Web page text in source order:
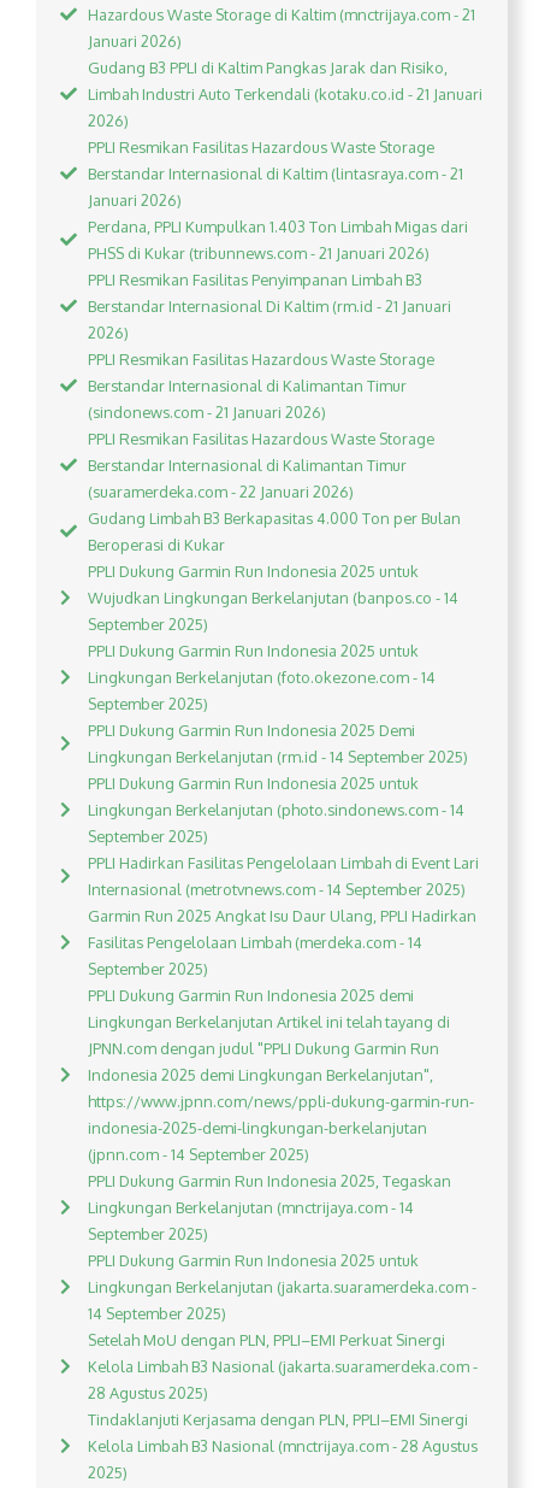
Hazardous Waste Storage di Kaltim (mnctrijaya.com - 21
Januari 2026)
Gudang B3 PPLI di Kaltim Pangkas Jarak dan Risiko,
Limbah Industri Auto Terkendali (kotaku.co.id - 21 Januari
2026)
PPLI Resmikan Fasilitas Hazardous Waste Storage
Berstandar Internasional di Kaltim (lintasraya.com - 21
Januari 2026)
Perdana, PPLI Kumpulkan 1.403 Ton Limbah Migas dari
PHSS di Kukar (tribunnews.com - 21 Januari 2026)
PPLI Resmikan Fasilitas Penyimpanan Limbah B3
Berstandar Internasional Di Kaltim (rm.id - 21 Januari
2026)
PPLI Resmikan Fasilitas Hazardous Waste Storage
Berstandar Internasional di Kalimantan Timur
(sindonews.com - 21 Januari 2026)
PPLI Resmikan Fasilitas Hazardous Waste Storage
Berstandar Internasional di Kalimantan Timur
(suaramerdeka.com - 22 Januari 2026)
Gudang Limbah B3 Berkapasitas 4.000 Ton per Bulan
Beroperasi di Kukar
PPLI Dukung Garmin Run Indonesia 2025 untuk
Wujudkan Lingkungan Berkelanjutan (banpos.co - 14
September 2025)
PPLI Dukung Garmin Run Indonesia 2025 untuk
Lingkungan Berkelanjutan (foto.okezone.com - 14
September 2025)
PPLI Dukung Garmin Run Indonesia 2025 Demi
Lingkungan Berkelanjutan (rm.id - 14 September 2025)
PPLI Dukung Garmin Run Indonesia 2025 untuk
Lingkungan Berkelanjutan (photo.sindonews.com - 14
September 2025)
PPLI Hadirkan Fasilitas Pengelolaan Limbah di Event Lari
Internasional (metrotvnews.com - 14 September 2025)
Garmin Run 2025 Angkat Isu Daur Ulang, PPLI Hadirkan
Fasilitas Pengelolaan Limbah (merdeka.com - 14
September 2025)
PPLI Dukung Garmin Run Indonesia 2025 demi
Lingkungan Berkelanjutan Artikel ini telah tayang di
JPNN.com dengan judul "PPLI Dukung Garmin Run
Indonesia 2025 demi Lingkungan Berkelanjutan",
https://www.jpnn.com/news/ppli-dukung-garmin-run-
indonesia-2025-demi-lingkungan-berkelanjutan
(jpnn.com - 14 September 2025)
PPLI Dukung Garmin Run Indonesia 2025, Tegaskan
Lingkungan Berkelanjutan (mnctrijaya.com - 14
September 2025)
PPLI Dukung Garmin Run Indonesia 2025 untuk
Lingkungan Berkelanjutan (jakarta.suaramerdeka.com -
14 September 2025)
Setelah MoU dengan PLN, PPLI–EMI Perkuat Sinergi
Kelola Limbah B3 Nasional (jakarta.suaramerdeka.com -
28 Agustus 2025)
Tindaklanjuti Kerjasama dengan PLN, PPLI–EMI Sinergi
Kelola Limbah B3 Nasional (mnctrijaya.com - 28 Agustus
2025)